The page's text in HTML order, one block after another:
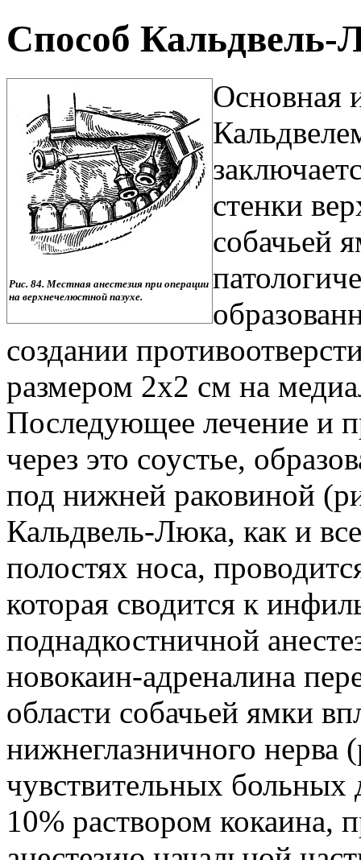
Способ Кальдвель-
Рис. 84. Местная анестезия при операции
на верхнечелюстной пазухе.
Основная
стенки
собачьей
создании
размером 2x2 см на
Последующее лечение и
через это соустье,
под нижней раковиной
Кальдвель-Люка, как и
полостях носа,
которая сводится к
поднадкостничной
новокаин-адреналина
области собачьей ямки
нижнеглазничного нерва
чувствительных больных
10% раствором кокаина,